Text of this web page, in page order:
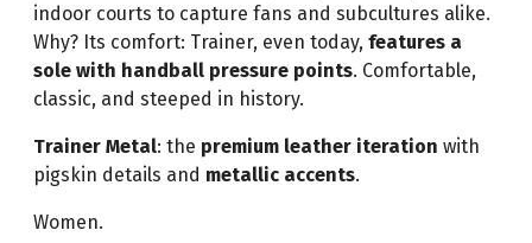
indoor courts to capture fans and subcultures alike.
Why? Its comfort: Trainer, even today, features a
sole with handball pressure points. Comfortable,
classic, and steeped in history.
Trainer Metal: the premium leather iteration with
pigskin details and metallic accents.
Women.